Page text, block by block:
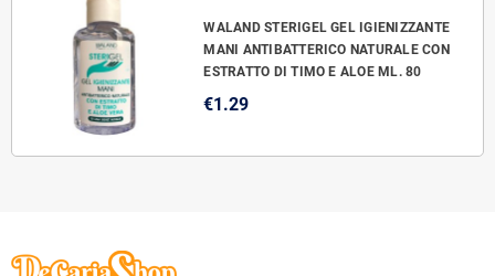
WALAND STERIGEL GEL IGIENIZZANTE
MANI ANTIBATTERICO NATURALE CON
ESTRATTO DI TIMO E ALOE ML. 80
€1.29